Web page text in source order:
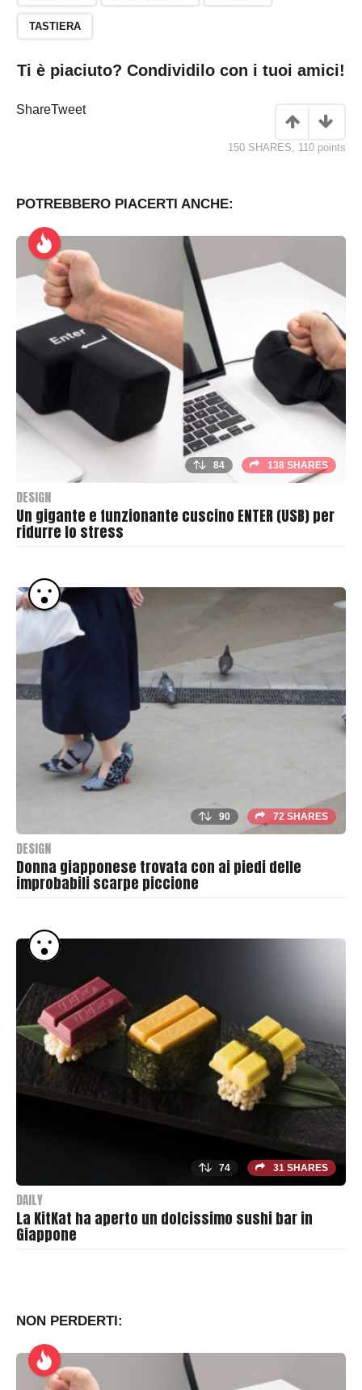
TASTIERA
Ti è piaciuto? Condividilo con i tuoi amici!
ShareTweet
150 SHARES 110 points
POTREBBERO PIACERTI ANCHE:
84 138 SHARES
DESIGN
Un gigante e funzionante cuscino ENTER (USB) per
ridurre lo stress
T
h
a
s
h
90 72 SHARES
DESIGN
Donna giapponese trovata con ai piedi delle
improbabili scarpe piccione
T
a
s
h
r
74 31 SHARES
DAILY
La KitKat ha aperto un dolcissimo sushi bar in
Giappone
h
a
NON PERDERTI: